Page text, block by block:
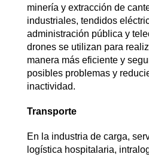
minería y extracción de
industriales, tendidos
administración pública y
drones se utilizan para
manera más eficiente y
posibles problemas y
inactividad.
Transporte
En la industria de carga,
logística hospitalaria,